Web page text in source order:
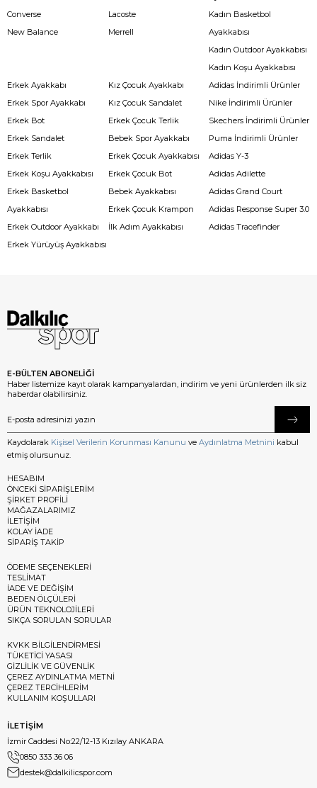
Converse
New Balance
Lacoste
Merrell
Kadın Basketbol
Ayakkabısı
Kadın Outdoor Ayakkabısı
Kadın Koşu Ayakkabısı
Erkek Ayakkabı
Erkek Spor Ayakkabı
Erkek Bot
Erkek Sandalet
Erkek Terlik
Erkek Koşu Ayakkabısı
Erkek Basketbol
Ayakkabısı
Erkek Outdoor Ayakkabı
Erkek Yürüyüş Ayakkabısı
Kız Çocuk Ayakkabı
Kız Çocuk Sandalet
Erkek Çocuk Terlik
Bebek Spor Ayakkabı
Erkek Çocuk Ayakkabısı
Erkek Çocuk Bot
Bebek Ayakkabısı
Erkek Çocuk Krampon
İlk Adım Ayakkabısı
Adidas İndirimli Ürünler
Nike İndirimli Ürünler
Skechers İndirimli Ürünler
Puma İndirimli Ürünler
Adidas Y-3
Adidas Adilette
Adidas Grand Court
Adidas Response Super 3.0
Adidas Tracefinder
E-BÜLTEN ABONELİĞİ
Haber listemize kayıt olarak kampanyalardan, indirim ve yeni ürünlerden ilk siz
haberdar olabilirsiniz.
Kaydolarak Kişisel Verilerin Korunması Kanunu ve Aydınlatma Metnini kabul
etmiş olursunuz.
HESABIM
ÖNCEKİ SİPARİŞLERİM
ŞİRKET PROFİLİ
MAĞAZALARIMIZ
İLETİŞİM
KOLAY İADE
SİPARİŞ TAKİP
ÖDEME SEÇENEKLERİ
TESLİMAT
İADE VE DEĞİŞİM
BEDEN ÖLÇÜLERİ
ÜRÜN TEKNOLOJİLERİ
SIKÇA SORULAN SORULAR
KVKK BİLGİLENDİRMESİ
TÜKETİCİ YASASI
GİZLİLİK VE GÜVENLİK
ÇEREZ AYDINLATMA METNİ
ÇEREZ TERCİHLERİM
KULLANIM KOŞULLARI
İLETİŞİM
İzmir Caddesi No:22/12-13 Kızılay ANKARA
0850 333 36 06
destek@dalkilicspor.com